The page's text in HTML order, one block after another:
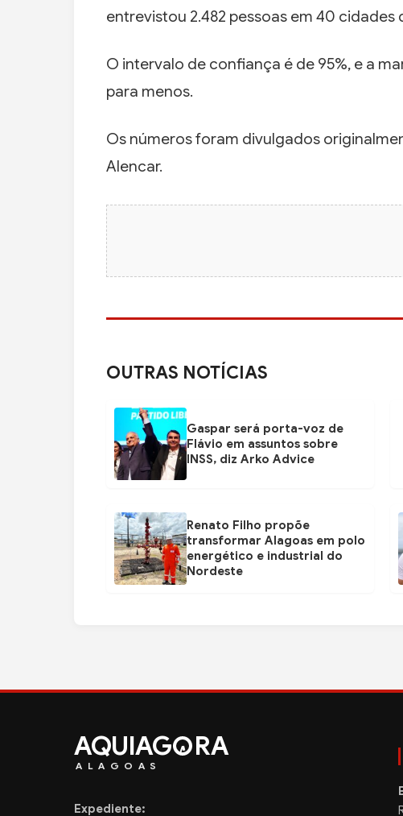
entrevistou 2.482 pessoas em 40
O intervalo de confiança é de 95%, e a
para menos.
Os números foram divulgados
Alencar.
OUTRAS NOTÍCIAS
Gaspar será porta-voz de
Flávio em assuntos sobre
INSS, diz Arko Advice
Renato Filho propõe
transformar Alagoas em polo
energético e industrial do
Nordeste
AQUIAG RA
ALAGOAS
Expediente: